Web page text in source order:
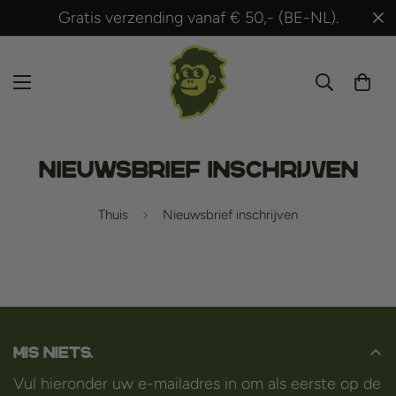
Gratis verzending vanaf € 50,- (BE-NL).
Nieuwsbrief inschrijven
Thuis Nieuwsbrief inschrijven
Mis niets.
Vul hieronder uw e-mailadres in om als eerste op de